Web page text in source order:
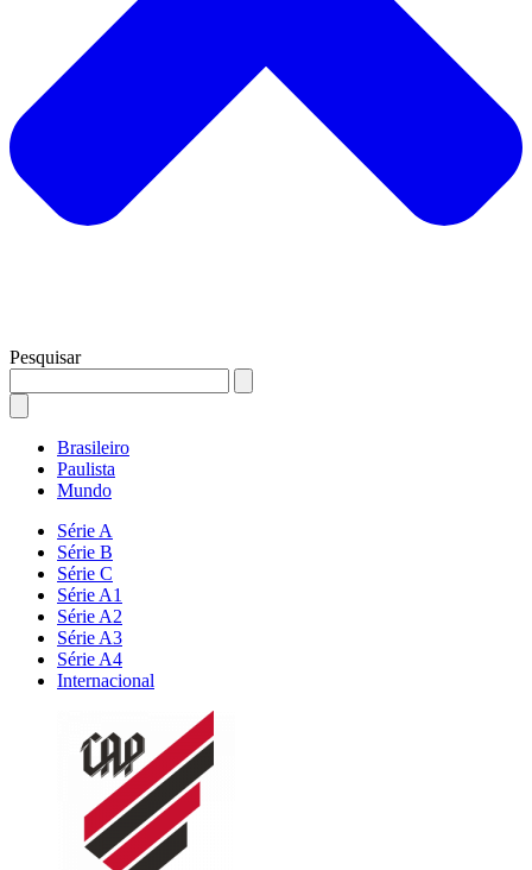
Pesquisar
Brasileiro
Paulista
Mundo
Série A
Série B
Série C
Série A1
Série A2
Série A3
Série A4
Internacional